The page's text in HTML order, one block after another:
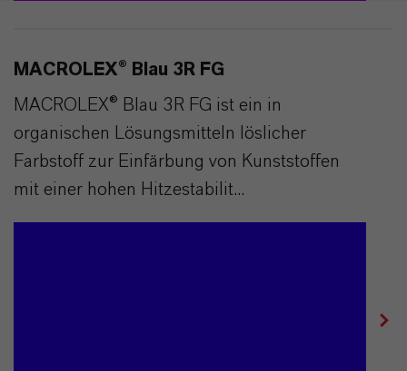
MACROLEX® Blau 3R FG
MACROLEX® Blau 3R FG ist ein in
organischen Lösungsmitteln löslicher
Farbstoff zur Einfärbung von Kunststoffen
mit einer hohen Hitzestabilit...